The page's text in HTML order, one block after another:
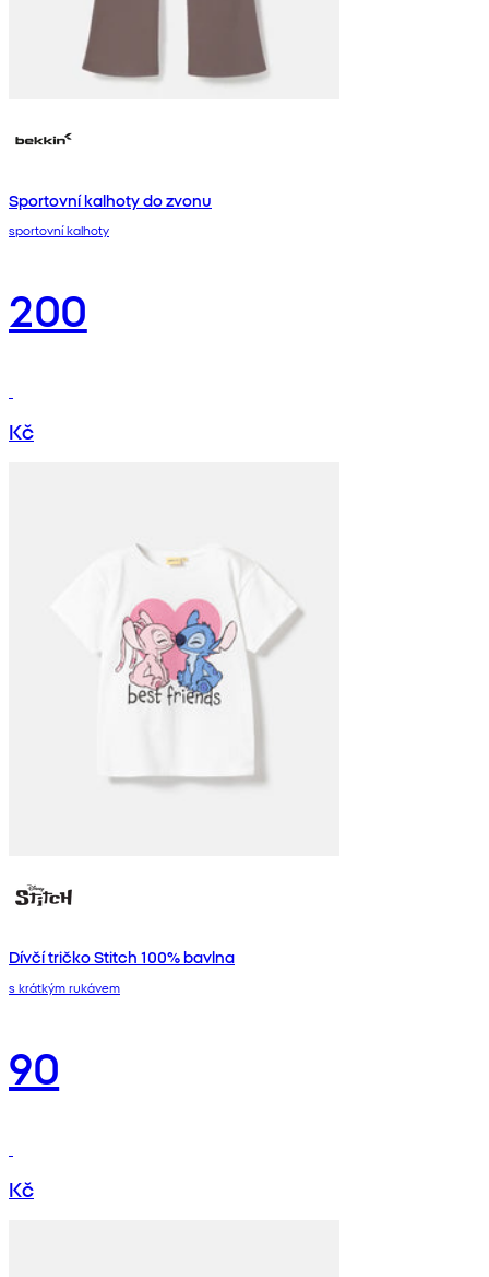
Sportovní kalhoty do zvonu
sportovní kalhoty
200
Kč
Dívčí tričko Stitch 100% bavlna
s krátkým rukávem
90
Kč